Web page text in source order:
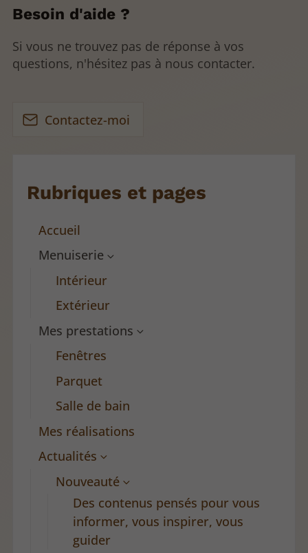
Besoin d'aide ?
Si vous ne trouvez pas de réponse à vos
questions, n'hésitez pas à nous contacter.
Contactez-moi
Rubriques et pages
Accueil
Menuiserie
Intérieur
Extérieur
Mes prestations
Fenêtres
Parquet
Salle de bain
Mes réalisations
Actualités
Nouveauté
Des contenus pensés pour vous
informer, vous inspirer, vous
guider